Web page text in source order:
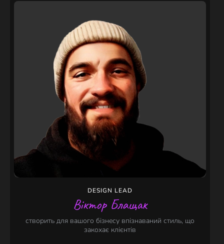
DESIGN LEAD
Віктор Блащак
створить для вашого бізнесу впізнаваний стиль, що
закохає клієнтів